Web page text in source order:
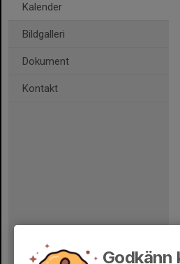
Kalender
Bildgalleri
Dokument
Kontakt
Godkänn